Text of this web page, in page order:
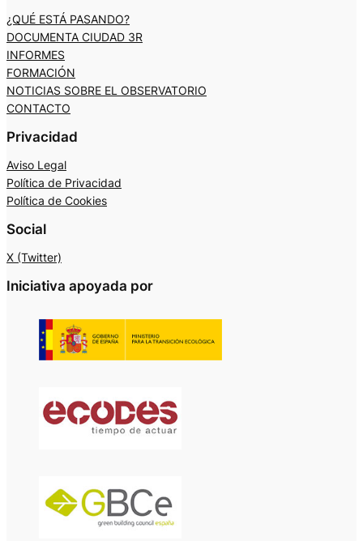
¿QUÉ ESTÁ PASANDO?
DOCUMENTA CIUDAD 3R
INFORMES
FORMACIÓN
NOTICIAS SOBRE EL OBSERVATORIO
CONTACTO
Privacidad
Aviso Legal
Política de Privacidad
Política de Cookies
Social
X (Twitter)
Iniciativa apoyada por